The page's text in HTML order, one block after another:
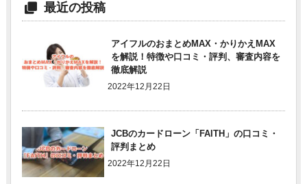
最近の投稿
アイフルのおまとめMAX・かりかえMAX
を解説！特徴や口コミ・評判、審査内容を
徹底解説
2022年12月22日
JCBのカードローン「FAITH」の口コミ・
評判まとめ
2022年12月22日